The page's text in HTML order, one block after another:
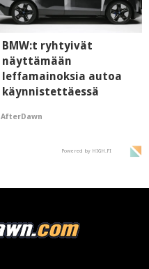
BMW:t ryhtyivät
näyttämään
leffamainoksia autoa
käynnistettäessä
AfterDawn
Powered by HIGH.FI